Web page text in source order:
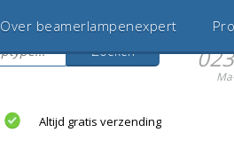
Zoeken
Over beamerlampenexpert
Altijd gratis verzending